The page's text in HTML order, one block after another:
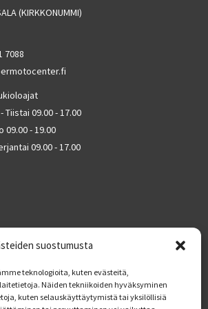
suostumusta
teknologioita, kuten evästeitä,
Näiden tekniikoiden hyväksyminen
kuten selauskäyttäytymistä tai yksilöllisiä
(KIRKKONUMMI)
7088
Tiistai 09.00 - 17.00
09.00 - 19.00
09.00 - 17.00